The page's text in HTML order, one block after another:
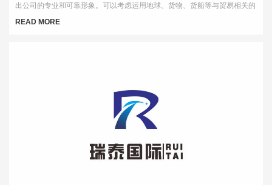
出公司的专业和可靠形象。可以考虑运用地球、货物、货船等与贸易相关的
元素，结合简洁的字体和线条，突出公司的国际化特点。
READ MORE